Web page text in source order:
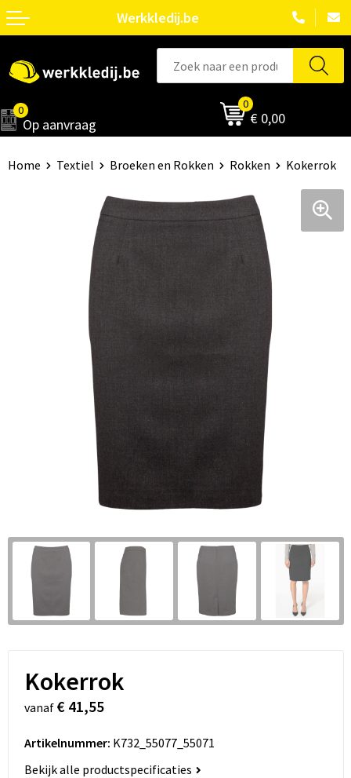
Werkkledij.be
0
Op aanvraag
0
€ 0,00
Home Textiel Broeken en Rokken Rokken Kokerrok
Kokerrok
vanaf € 41,55
Artikelnummer: K732_55077_55071
Bekijk alle productspecificaties